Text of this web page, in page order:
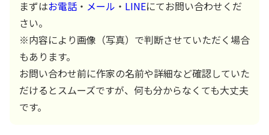
まずはお電話 ・ メール ・ LINEにてお問い合わせくだ
さい。
※内容により画像（写真）で判断させていただく場合
もあります。
お問い合わせ前に作家の名前や詳細など確認していた
だけるとスムーズですが、何も分からなくても大丈夫
です。